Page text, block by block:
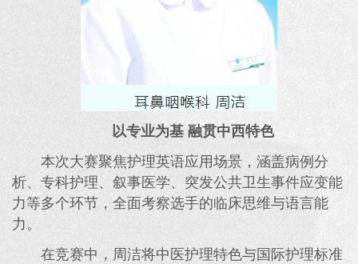
以专业为基 融贯中西特色
本次大赛聚焦护理英语应用场景，涵盖病例分
析、专科护理、叙事医学、突发公共卫生事件应变能
力等多个环节，全面考察选手的临床思维与语言能
力。
在竞赛中，周洁将中医护理特色与国际护理标准